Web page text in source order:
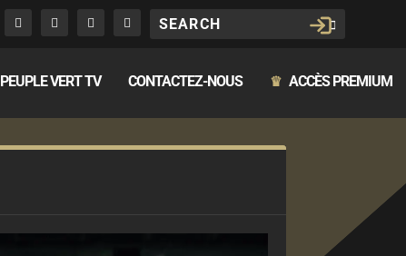
PEUPLE VERT TV CONTACTEZ-NOUS ♛ ACCÈS PREMIUM